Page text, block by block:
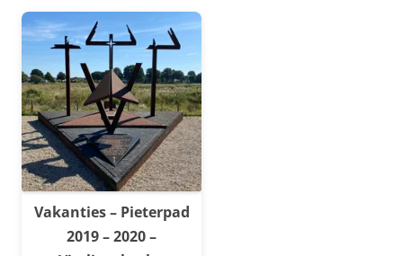
Vakanties – Pieterpad
2019 – 2020 –